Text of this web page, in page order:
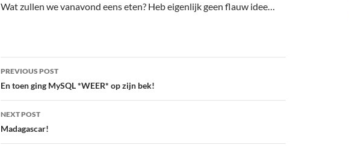
Wat zullen we vanavond eens eten? Heb eigenlijk geen flauw idee…
Post
navigation
PREVIOUS POST
En toen ging MySQL *WEER* op zijn bek!
NEXT POST
Madagascar!